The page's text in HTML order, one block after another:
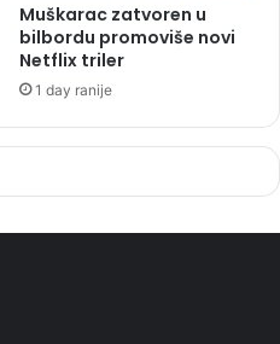
Muškarac zatvoren u
bilbordu promoviše novi
Netflix triler
1 day ranije